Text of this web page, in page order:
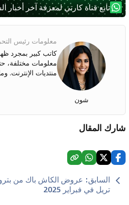
تابع قناة كارتي لمعرفة آخر أخبار
شون
معلومات رئيس
كاتب كبير بمجرد
معلومات مختلفة،
منتديات الإنترنت.
شارك المقال
السابق: عروض الكاش باك من
تريل في فبراير 2025